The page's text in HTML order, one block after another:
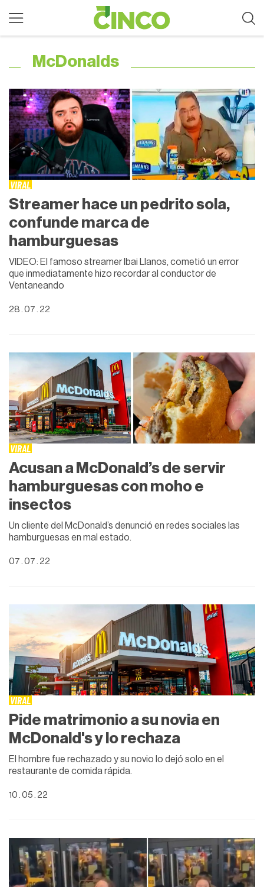
McDonalds
VIRAL
Streamer hace un pedrito sola,
confunde marca de
hamburguesas
VIDEO: El famoso streamer Ibai Llanos, cometió un error
que inmediatamente hizo recordar al conductor de
Ventaneando
28 . 07 . 22
VIRAL
Acusan a McDonald’s de servir
hamburguesas con moho e
insectos
Un cliente del McDonald’s denunció en redes sociales las
hamburguesas en mal estado.
07 . 07 . 22
VIRAL
Pide matrimonio a su novia en
McDonald's y lo rechaza
El hombre fue rechazado y su novio lo dejó solo en el
restaurante de comida rápida.
10 . 05 . 22